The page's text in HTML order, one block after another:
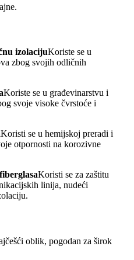
izolacijuKoriste se u
zbog svojih odličnih
Koriste se u građevinarstvu i
svoje visoke čvrstoće i
Koristi se u hemijskoj preradi i
otpornosti na korozivne
Koristi se za zaštitu
linija, nudeći
oblik, pogodan za širok